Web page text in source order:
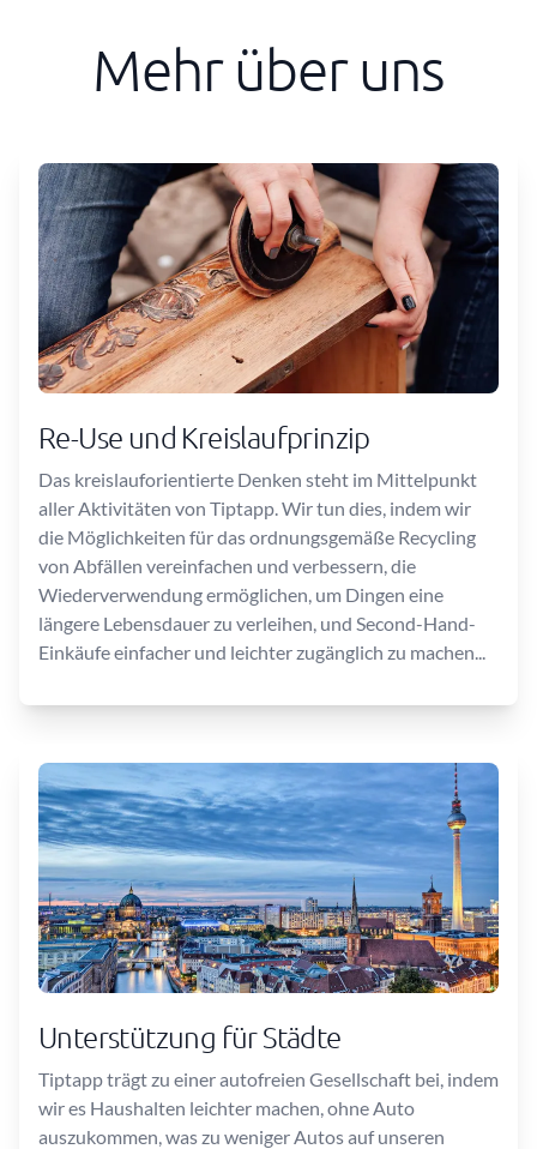
Mehr über uns
Re-Use und Kreislaufprinzip
Das kreislauforientierte Denken steht im Mittelpunkt
aller Aktivitäten von Tiptapp. Wir tun dies, indem wir
die Möglichkeiten für das ordnungsgemäße Recycling
von Abfällen vereinfachen und verbessern, die
Wiederverwendung ermöglichen, um Dingen eine
längere Lebensdauer zu verleihen, und Second-Hand-
Einkäufe einfacher und leichter zugänglich zu machen...
Unterstützung für Städte
Tiptapp trägt zu einer autofreien Gesellschaft bei, indem
wir es Haushalten leichter machen, ohne Auto
auszukommen, was zu weniger Autos auf unseren